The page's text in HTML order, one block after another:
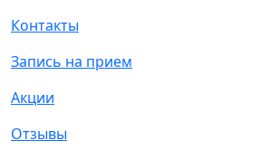
Контакты
Запись на прием
Акции
Отзывы